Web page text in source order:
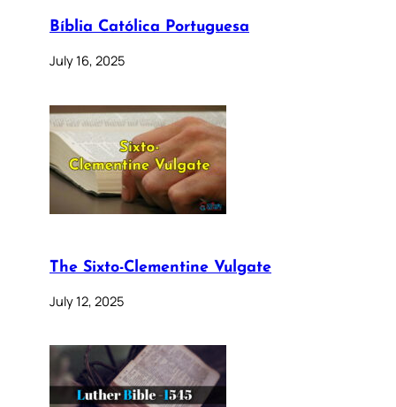
Bíblia Católica Portuguesa
July 16, 2025
The Sixto-Clementine Vulgate
July 12, 2025